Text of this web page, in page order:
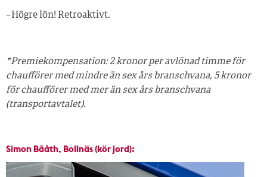
– Högre lön! Retroaktivt.
*Premiekompensation: 2 kronor per avlönad timme för
chaufförer med mindre än sex års branschvana, 5 kronor
för chaufförer med mer än sex års branschvana
(transportavtalet).
Simon Bååth, Bollnäs (kör jord):